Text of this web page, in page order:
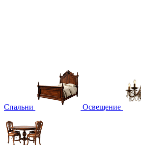
Спальни Освещение